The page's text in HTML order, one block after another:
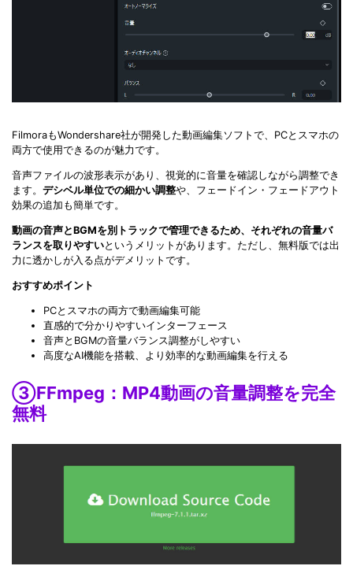
FilmoraもWondershare社が開発した動画編集ソフトで、PCとスマホの
両方で使用できるのが魅力です。
音声ファイルの波形表示があり、視覚的に音量を確認しながら調整でき
ます。 デシベル単位での細かい調整や、フェードイン・フェードアウト
効果の追加も簡単です。
動画の音声とBGMを別トラックで管理できるため、それぞれの音量バ
ランスを取りやすいというメリットがあります。ただし、無料版では出
力に透かしが入る点がデメリットです。
おすすめポイント
PCとスマホの両方で動画編集可能
直感的で分かりやすいインターフェース
音声とBGMの音量バランス調整がしやすい
高度なAI機能を搭載、より効率的な動画編集を行える
③FFmpeg：MP4動画の音量調整を完全
無料